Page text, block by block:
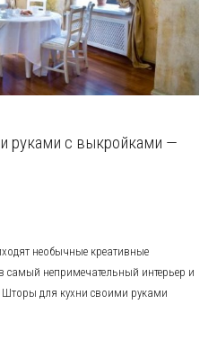
руками с выкройками —
необычные креативные
самый непримечательный интерьер и
для кухни своими руками